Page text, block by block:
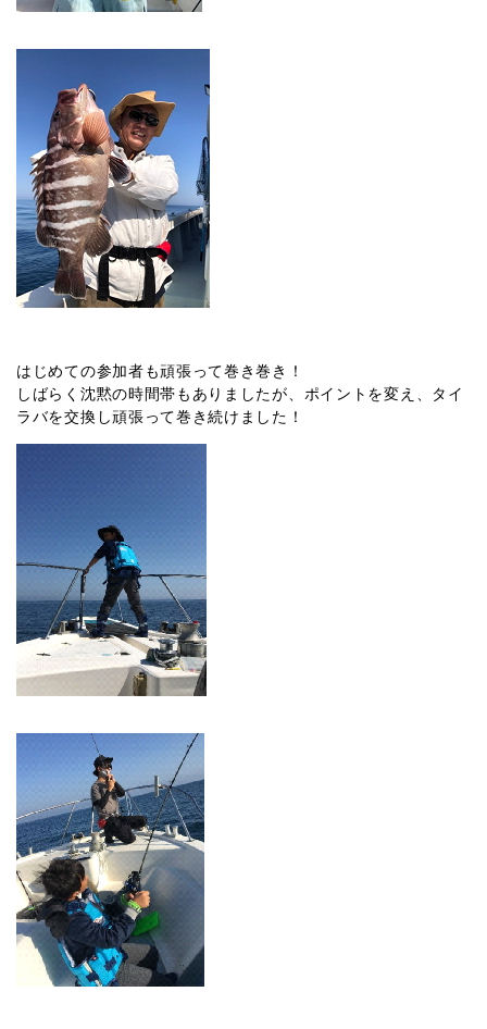
はじめての参加者も頑張って巻き巻き！
しばらく沈黙の時間帯もありましたが、ポイントを変え、タイ
ラバを交換し頑張って巻き続けました！